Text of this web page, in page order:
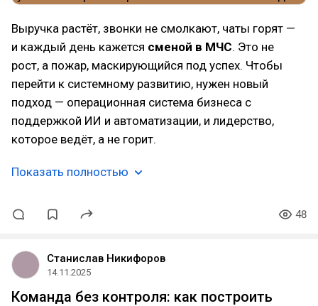
Выручка растёт, звонки не смолкают, чаты горят —
и каждый день кажется сменой в МЧС. Это не
рост, а пожар, маскирующийся под успех. Чтобы
перейти к системному развитию, нужен новый
подход — операционная система бизнеса с
поддержкой ИИ и автоматизации, и лидерство,
которое ведёт, а не горит.
Показать полностью
48
Станислав Никифоров
14.11.2025
Команда без контроля: как построить